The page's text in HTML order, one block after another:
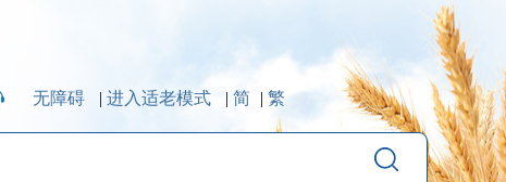
无障碍 | 进入适老模式 | 简 | 繁